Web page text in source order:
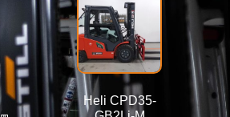
Heli CPD35-